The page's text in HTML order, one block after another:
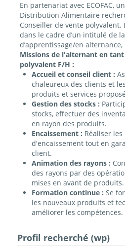
En partenariat avec ECOFAC,
Distribution Alimentaire
Conseiller de vente polyvalent.
dans le cadre d’un intitulé de
d’apprentissage/en alternance,
Missions de l'alternant en
polyvalent F/H :
Accueil et conseil client :
chaleureux des clients et
produits et services
Gestion des stocks :
stocks, effectuer des
en rayon des produits.
Encaissement : Réaliser
d'encaissement tout en
client.
Animation des rayons :
des rayons par des
mises en avant de produits.
Formation continue : Se
les nouveaux produits et
améliorer les compétences.
Profil recherché (wp)